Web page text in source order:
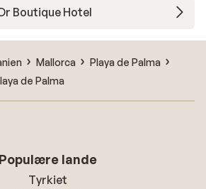
Boutique Hotel
Mallorca
Playa de Palma
de Palma
Populære lande
Tyrkiet